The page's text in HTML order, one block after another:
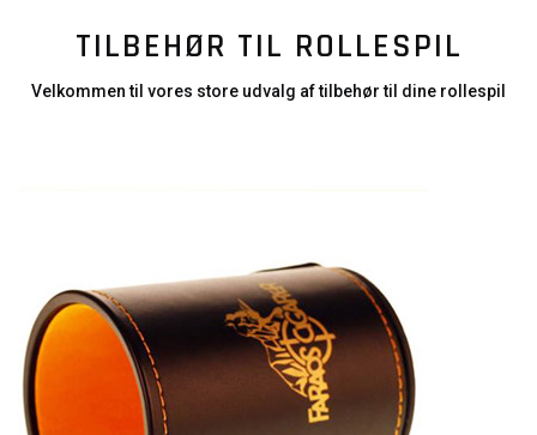
TILBEHØR TIL ROLLESPIL
Velkommen til vores store udvalg af tilbehør til dine rollespil